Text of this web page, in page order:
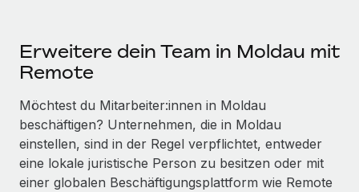
Erweitere dein Team in Moldau mit
Remote
Möchtest du Mitarbeiter:innen in Moldau
beschäftigen? Unternehmen, die in Moldau
einstellen, sind in der Regel verpflichtet, entweder
eine lokale juristische Person zu besitzen oder mit
einer globalen Beschäftigungs­plattform wie Remote